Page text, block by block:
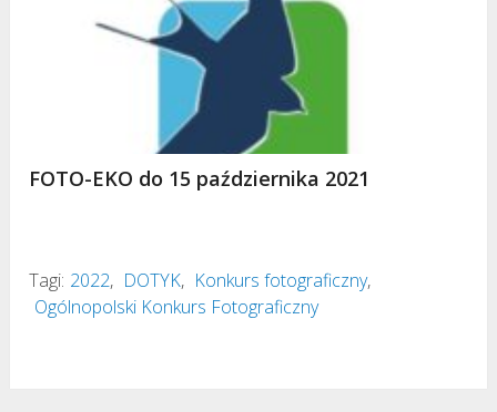
FOTO-EKO do 15 października 2021
Tagi: 2022, DOTYK, Konkurs fotograficzny,
Ogólnopolski Konkurs Fotograficzny